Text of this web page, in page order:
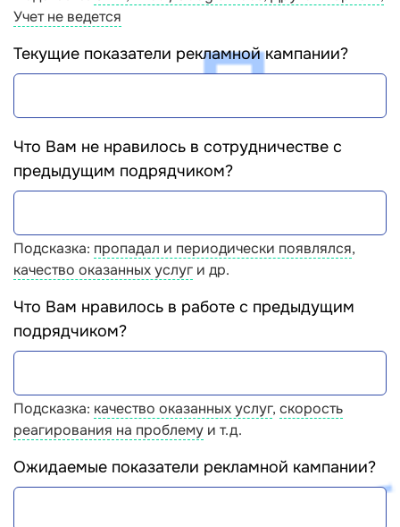
Учет не ведется
Текущие показатели рекламной кампании?
Что Вам не нравилось в сотрудничестве с
предыдущим подрядчиком?
Подсказка: пропадал и периодически появлялся,
качество оказанных услуг и др.
Что Вам нравилось в работе с предыдущим
подрядчиком?
Подсказка: качество оказанных услуг, скорость
реагирования на проблему и т.д.
Ожидаемые показатели рекламной кампании?